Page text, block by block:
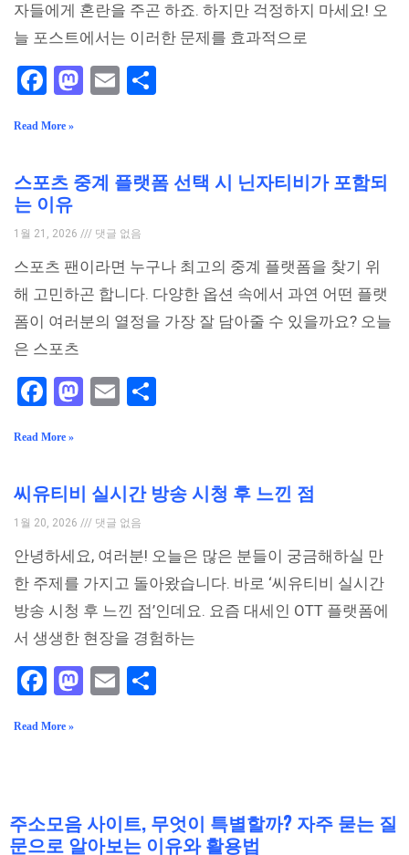
자들에게 혼란을 주곤 하죠. 하지만 걱정하지 마세요! 오
늘 포스트에서는 이러한 문제를 효과적으로
Facebook
Mastodon
Email
Read More »
스포츠 중계 플랫폼 선택 시 닌자티비가 포함되
는 이유
1월 21, 2026 댓글 없음
스포츠 팬이라면 누구나 최고의 중계 플랫폼을 찾기 위
해 고민하곤 합니다. 다양한 옵션 속에서 과연 어떤 플랫
폼이 여러분의 열정을 가장 잘 담아줄 수 있을까요? 오늘
은 스포츠
Facebook
Mastodon
Email
Read More »
씨유티비 실시간 방송 시청 후 느낀 점
1월 20, 2026 댓글 없음
안녕하세요, 여러분! 오늘은 많은 분들이 궁금해하실 만
한 주제를 가지고 돌아왔습니다. 바로 ‘씨유티비 실시간
방송 시청 후 느낀 점’인데요. 요즘 대세인 OTT 플랫폼에
서 생생한 현장을 경험하는
Facebook
Mastodon
Email
Read More »
주소모음 사이트, 무엇이 특별할까? 자주 묻는 질
문으로 알아보는 이유와 활용법